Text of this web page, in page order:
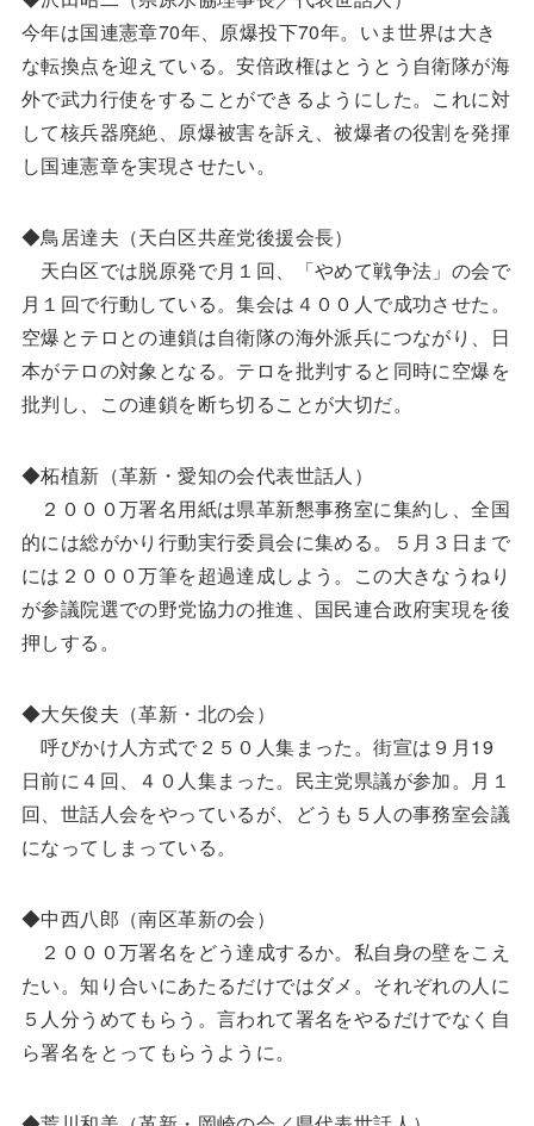
今年は国連憲章70年、原爆投下70年。いま世界は大き
な転換点を迎えている。安倍政権はとうとう自衛隊が海
外で武力行使をすることができるようにした。これに対
して核兵器廃絶、原爆被害を訴え、被爆者の役割を発揮
し国連憲章を実現させたい。
◆鳥居達夫（天白区共産党後援会長）
天白区では脱原発で月１回、「やめて戦争法」の会で
月１回で行動している。集会は４００人で成功させた。
空爆とテロとの連鎖は自衛隊の海外派兵につながり、日
本がテロの対象となる。テロを批判すると同時に空爆を
批判し、この連鎖を断ち切ることが大切だ。
◆柘植新（革新・愛知の会代表世話人）
２０００万署名用紙は県革新懇事務室に集約し、全国
的には総がかり行動実行委員会に集める。５月３日まで
には２０００万筆を超過達成しよう。この大きなうねり
が参議院選での野党協力の推進、国民連合政府実現を後
押しする。
◆大矢俊夫（革新・北の会）
呼びかけ人方式で２５０人集まった。街宣は９月19
日前に４回、４０人集まった。民主党県議が参加。月１
回、世話人会をやっているが、どうも５人の事務室会議
になってしまっている。
◆中西八郎（南区革新の会）
２０００万署名をどう達成するか。私自身の壁をこえ
たい。知り合いにあたるだけではダメ。それぞれの人に
５人分うめてもらう。言われて署名をやるだけでなく自
ら署名をとってもらうように。